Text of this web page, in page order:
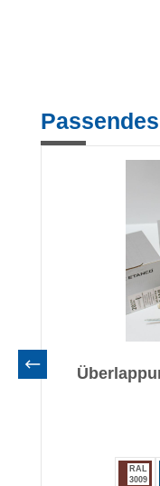
Produktgalerie
RAL
3009